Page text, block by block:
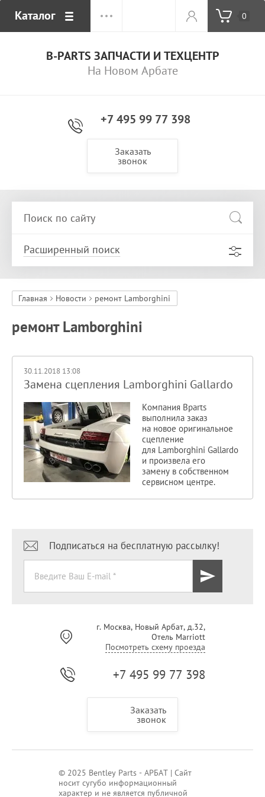
Каталог 0
B-PARTS ЗАПЧАСТИ И ТЕХЦЕНТР
На Новом Арбате
+7 495 99 77 398
Заказать
звонок
Расширенный поиск
Главная Новости ремонт Lamborghini
ремонт Lamborghini
30.11.2018 13:08
Замена сцепления Lamborghini Gallardo
Компания Bparts
выполнила заказ
на новое оригинальное
сцепление
для Lamborghini Gallardo
и произвела его
замену в собственном
сервисном центре.
Подписаться на бесплатную рассылку!
г. Москва, Новый Арбат, д.32,
Отель Marriott
Посмотреть схему проезда
+7 495 99 77 398
Заказать
звонок
© 2025 Bentley Parts - АРБАТ | Сайт
носит сугубо информационный
характер и не является публичной